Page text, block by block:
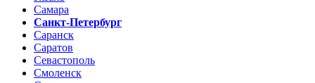
Самара
Санкт-Петербург
Саранск
Саратов
Севастополь
Смоленск